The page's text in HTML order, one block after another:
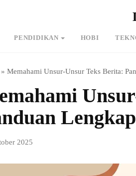
PENDIDIKAN HOBI
» Memahami Unsur-Unsur Teks Berita:
Lengkap
2025